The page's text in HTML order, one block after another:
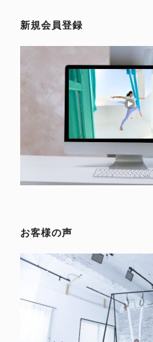
新規会員登録
お客様の声